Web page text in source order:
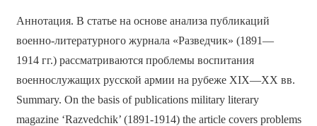
Аннотация. В статье на основе анализа публикаций
военно-литературного журнала «Разведчик» (1891—
1914 гг.) рассматриваются проблемы воспитания
военнослужащих русской армии на рубеже XIX—XX вв.
Summary. On the basis of publications military literary
magazine ‘Razvedchik’ (1891-1914) the article covers problems